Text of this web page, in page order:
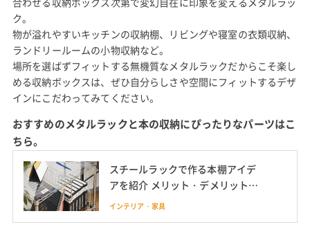
ク。
物が溢れやすいキッチンの収納棚、リビングや寝室の衣類収納、
ランドリールームの小物収納など。
場所を選ばずフィットする無機質なメタルラックだからこそ楽し
める収納ボックスは、ぜひ自分らしさや空間にフィットするデザ
インにこだわってみてください。
おすすめのメタルラックと本の収納にぴったりなパーツはこ
ちら。
スチールラックで作る本棚アイデ
アを紹介 メリット・デメリットも
解説
インテリア・家具